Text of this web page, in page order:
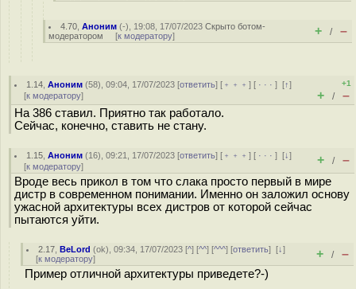
4.70 ,Аноним (-), 19:08, 17/07/2023Скрыто ботом-
модератором [к модератору] + / –
1.14 ,Аноним (58), 09:04, 17/07/2023 [ответить] [ ﹢﹢﹢] [ · · ·][↑]
[к модератору]
+1
+ / –
На 386 ставил. Приятно так работало.
Сейчас, конечно, ставить не стану.
1.15 ,Аноним (16), 09:21, 17/07/2023 [ответить] [ ﹢﹢﹢] [ · · ·][↓]
[к модератору] + / –
Вроде весь прикол в том что слака просто первый в мире
дистр в современном понимании. Именно он заложил основу
ужасной архитектуры всех дистров от которой сейчас
пытаются уйти.
2.17 ,BeLord (ok), 09:34, 17/07/2023 [^] [^^] [^^^] [ответить][↓]
[к модератору] + / –
Пример отличной архитектуры приведете?-)